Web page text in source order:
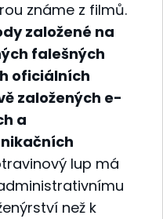
známe z filmů.
založené na
falešných
oficiálních
založených e-
a
lup má
než k